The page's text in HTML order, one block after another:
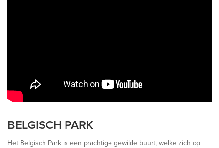
BELGISCH PARK
Het Belgisch Park is een prachtige gewilde buurt, welke zich op